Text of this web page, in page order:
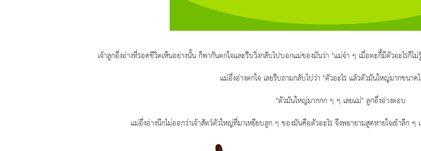
เจ้าลูกอึ่งอ่างที่รอดชีวิตเห็นอย่างนั้น ก็พากันตกใจและรีบวิ่งกลับไปบอกแม่ของมันว่า "แม่จ๋า ๆ เมื่อตะกี้มีตัวอะไรก็ไ
แม่อึ่งอ่างตกใจ เลยรีบถามกลับไปว่า "ตัวอะไร แล้วตัวมันใหญ่มากขนา
"ตัวมันใหญ่มากกก ๆ ๆ เลยแม่" ลูกอึ่งอ่างตอบ
แม่อึ่งอ่างนึกไม่ออกว่าเจ้าสัตว์ตัวใหญ่ที่มาเหยียบลูก ๆ ของมันคือตัวอะไร จึงพยายามสูดหายใจเข้าลึก